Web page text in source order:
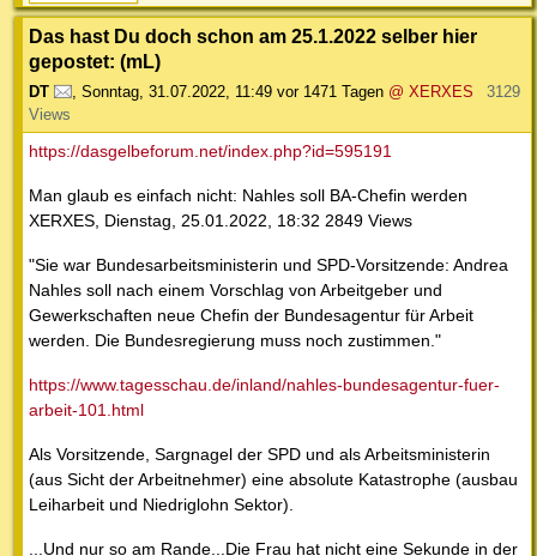
Das hast Du doch schon am 25.1.2022 selber hier
gepostet: (mL)
DT , Sonntag, 31.07.2022, 11:49 vor 1471 Tagen @ XERXES
3129
Views
https://dasgelbeforum.net/index.php?id=595191
Man glaub es einfach nicht: Nahles soll BA-Chefin werden
XERXES, Dienstag, 25.01.2022, 18:32 2849 Views
"Sie war Bundesarbeitsministerin und SPD-Vorsitzende: Andrea
Nahles soll nach einem Vorschlag von Arbeitgeber und
Gewerkschaften neue Chefin der Bundesagentur für Arbeit
werden. Die Bundesregierung muss noch zustimmen."
https://www.tagesschau.de/inland/nahles-bundesagentur-fuer-
arbeit-101.html
Als Vorsitzende, Sargnagel der SPD und als Arbeitsministerin
(aus Sicht der Arbeitnehmer) eine absolute Katastrophe (ausbau
Leiharbeit und Niedriglohn Sektor).
...Und nur so am Rande...Die Frau hat nicht eine Sekunde in der